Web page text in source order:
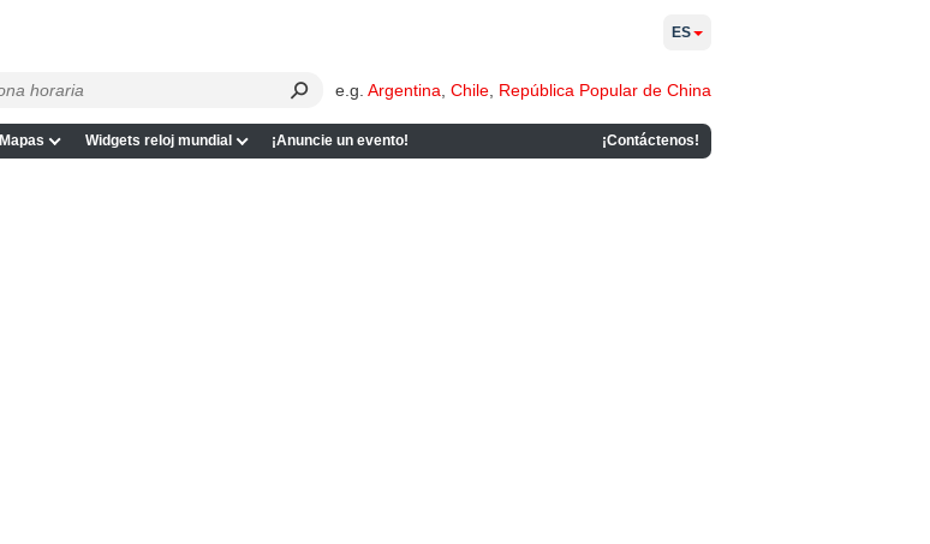
e.g. Argentina Chile República Popular de China
Mapas Widgets reloj mundial ¡Anuncie un evento! ¡Contáctenos!
ES